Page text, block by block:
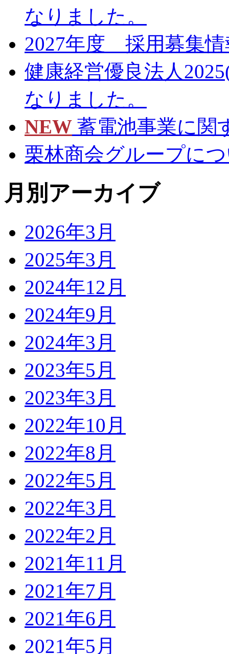
なりました。
2027年度 採用募集
健康経営優良法人
なりました。
NEW 蓄電池事業に関
栗林商会グループに
月別アーカイブ
2026年3月
2025年3月
2024年12月
2024年9月
2024年3月
2023年5月
2023年3月
2022年10月
2022年8月
2022年5月
2022年3月
2022年2月
2021年11月
2021年7月
2021年6月
2021年5月